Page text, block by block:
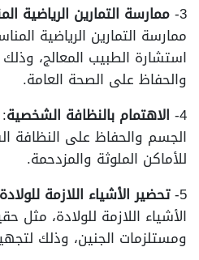
3- ممارسة التمارين الرياضية
ممارسة التمارين الرياضية
استشارة الطبيب المعالج،
والحفاظ على الصحة العامة.
4- الاهتمام بالنظافة الشخصية
الجسم والحفاظ على النظافة
للأماكن الملوثة والمزدحمة.
5- تحضير الأشياء اللازمة للولادة
الأشياء اللازمة للولادة، مثل
ومستلزمات الجنين، وذلك